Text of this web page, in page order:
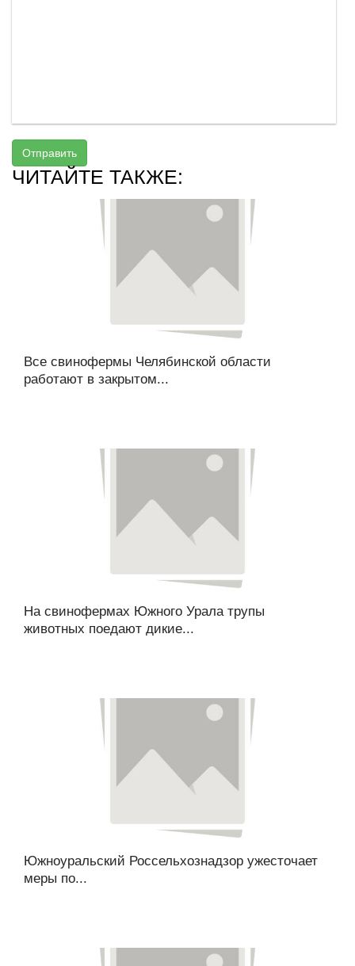
Отправить
ЧИТАЙТЕ ТАКЖЕ:
Все свинофермы Челябинской области
работают в закрытом...
На свинофермах Южного Урала трупы
животных поедают дикие...
Южноуральский Россельхознадзор ужесточает
меры по...